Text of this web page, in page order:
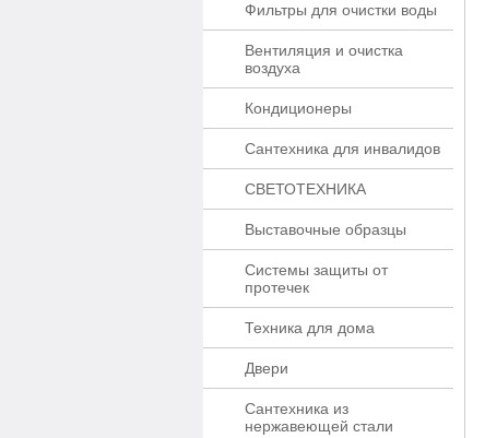
Фильтры для очистки воды
Вентиляция и очистка
воздуха
Кондиционеры
Сантехника для инвалидов
СВЕТОТЕХНИКА
Выставочные образцы
Системы защиты от
протечек
Техника для дома
Двери
Сантехника из
нержавеющей стали